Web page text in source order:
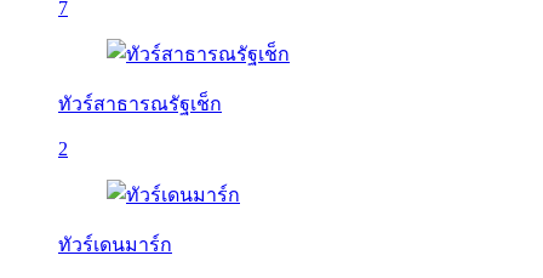
7
ทัวร์สาธารณรัฐเช็ก
2
ทัวร์เดนมาร์ก